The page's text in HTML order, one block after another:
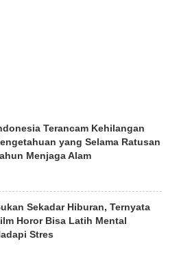
Terancam Kehilangan
yang Selama Ratusan
Menjaga Alam
Sekadar Hiburan, Ternyata
Horor Bisa Latih Mental
Stres